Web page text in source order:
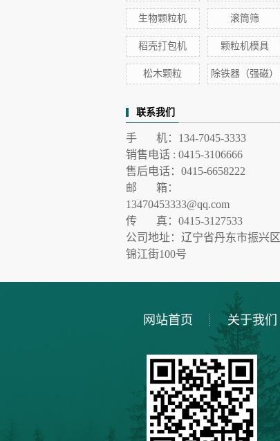
生物颗粒机 滚筒筛
稻壳打包机 颗粒机模具
松木颗粒 除铁器（强磁）
联系我们
手 机：134-7045-3333
销售电话 : 0415-3106666
售后电话：0415-6658222
邮 箱：
13470453333@qq.com
传 真：0415-3127533
公司地址：辽宁省丹东市振兴区
锦江街100号
网站首页 关于我们